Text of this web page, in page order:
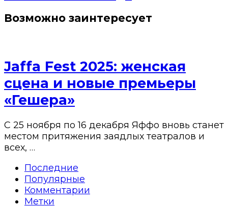
Возможно заинтересует
Jaffa Fest 2025: женская
сцена и новые премьеры
«Гешера»
С 25 ноября по 16 декабря Яффо вновь станет
местом притяжения заядлых театралов и
всех, …
Последние
Популярные
Комментарии
Метки